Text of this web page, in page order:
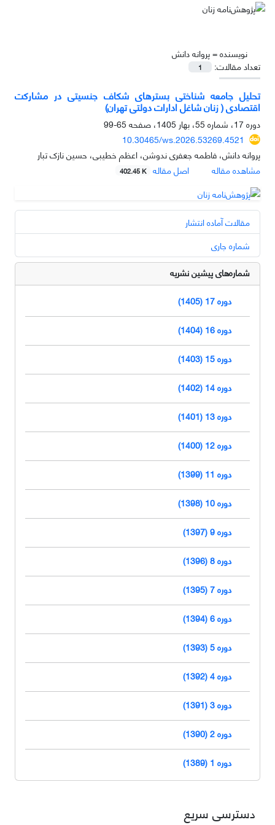
نویسنده =پروانه دانش
تعداد مقالات:
1
تحلیل جامعه شناختی بسترهای شکاف جنسیتی در مشارکت
اقتصادی ( زنان شاغل ادارات دولتی تهران)
دوره 17، شماره 55، بهار 1405، صفحه
65-99
10.30465/ws.2026.53269.4521
پروانه دانش، فاطمه جعفری ندوشن، اعظم خطیبی، حسین نازک تبار
مشاهده مقاله
اصل مقاله 402.45 K
مقالات آماده انتشار
شماره جاری
شماره‌های پیشین نشریه
دوره 17 (1405)
دوره 16 (1404)
دوره 15 (1403)
دوره 14 (1402)
دوره 13 (1401)
دوره 12 (1400)
دوره 11 (1399)
دوره 10 (1398)
دوره 9 (1397)
دوره 8 (1396)
دوره 7 (1395)
دوره 6 (1394)
دوره 5 (1393)
دوره 4 (1392)
دوره 3 (1391)
دوره 2 (1390)
دوره 1 (1389)
دسترسی سریع